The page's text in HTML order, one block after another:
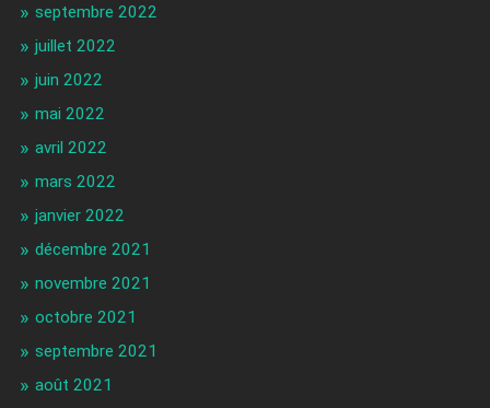
septembre 2022
juillet 2022
juin 2022
mai 2022
avril 2022
mars 2022
janvier 2022
décembre 2021
novembre 2021
octobre 2021
septembre 2021
août 2021